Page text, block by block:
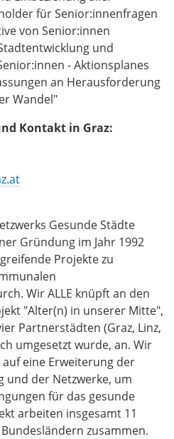
für Senior:innenfragen
von Senior:innen
und
- Aktionsplanes
an Herausforderung
Wandel"
Kontakt in Graz:
Gesunde Städte
Gründung im Jahr 1992
Projekte zu
Wir ALLE knüpft an den
"Alter(n) in unserer Mitte",
Partnerstädten (Graz, Linz,
umgesetzt wurde, an. Wir
eine Erweiterung der
und der Netzwerke, um
für das gesunde
arbeiten insgesamt 11
zusammen.